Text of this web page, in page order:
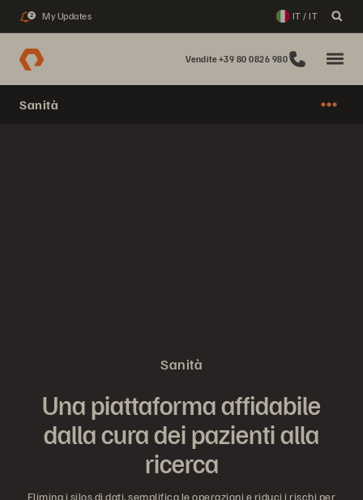
2 My Updates IT / IT
Vendite +39 80 0826 980
Sanità
Sanità
Una piattaforma affidabile
dalla cura dei pazienti alla
ricerca
Elimina i silos di dati, semplifica le operazioni e riduci i rischi per